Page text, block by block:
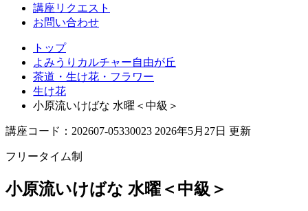
講座リクエスト
お問い合わせ
トップ
よみうりカルチャー自由が丘
茶道・生け花・フラワー
生け花
小原流いけばな 水曜＜中級＞
講座コード：202607-05330023 2026年5月27日 更新
フリータイム制
小原流いけばな 水曜＜中級＞